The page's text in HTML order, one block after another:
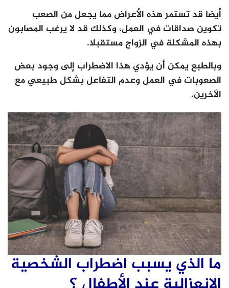
أيضا قد تستمر هذه الأعراض مما يجعل من الصعب
تكوين صداقات في العمل، وكذلك قد لا يرغب المصابون
بهذه المشكلة في الزواج مستقبلا.
وبالطبع يمكن أن يؤدي هذا الاضطراب إلى وجود بعض
الصعوبات في العمل وعدم التفاعل بشكل طبيعي مع
الآخرين.
ما الذي يسبب اضطراب الشخصية